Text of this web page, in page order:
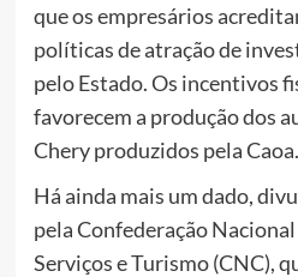
que os empresários
políticas de atração de
pelo Estado. Os incentivos
favorecem a produção dos
Chery produzidos pela Caoa.
Há ainda mais um dado,
pela Confederação
Serviços e Turismo (CNC),